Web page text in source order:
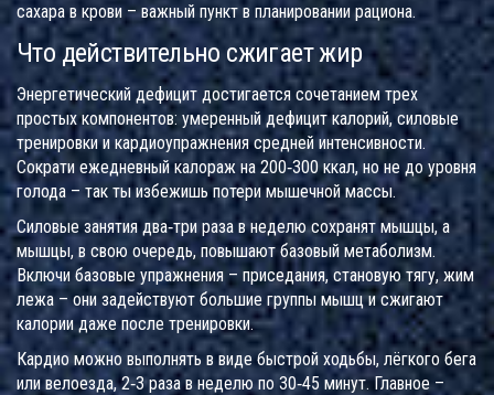
сахара в крови – важный пункт в планировании рациона.
Что действительно сжигает жир
Энергетический дефицит достигается сочетанием трех
простых компонентов: умеренный дефицит калорий, силовые
тренировки и кардиоупражнения средней интенсивности.
Сократи ежедневный калораж на 200‑300 ккал, но не до уровня
голода – так ты избежишь потери мышечной массы.
Силовые занятия два‑три раза в неделю сохранят мышцы, а
мышцы, в свою очередь, повышают базовый метаболизм.
Включи базовые упражнения – приседания, становую тягу, жим
лежа – они задействуют большие группы мышц и сжигают
калории даже после тренировки.
Кардио можно выполнять в виде быстрой ходьбы, лёгкого бега
или велоезда, 2‑3 раза в неделю по 30‑45 минут. Главное –